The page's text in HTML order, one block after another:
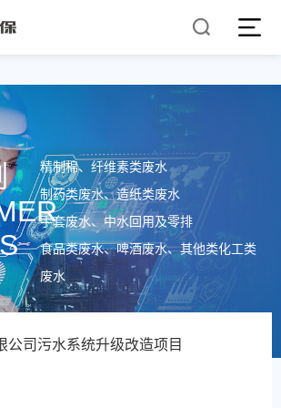
精制棉、纤维素类废水
制药类废水、造纸类废水
手套废水、中水回用及零排
食品类废水、啤酒废水、其他类化工类
废水
公司污水系统升级改造项目